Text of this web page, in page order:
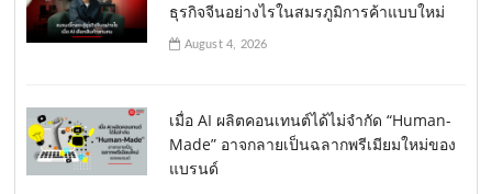
ธุรกิจจีนอย่างไรในสมรภูมิการค้าแบบใหม่
August 4, 2026
เมื่อ AI ผลิตคอนเทนต์ได้ไม่จำกัด “Human-
Made” อาจกลายเป็นฉลากพรีเมียมใหม่ของ
แบรนด์